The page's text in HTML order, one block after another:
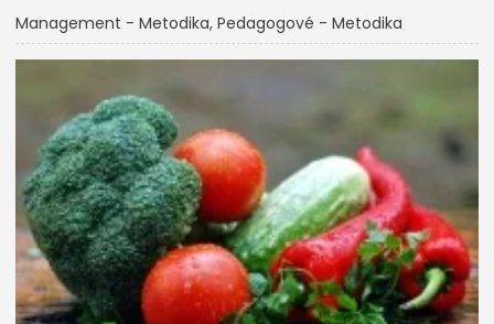
Management - Metodika Pedagogové - Metodika